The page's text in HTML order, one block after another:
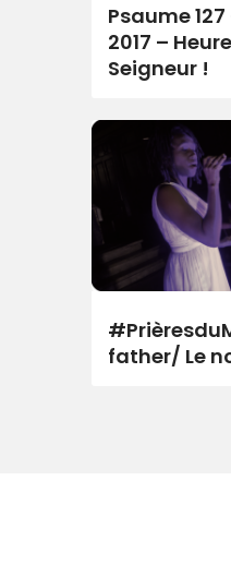
Psaume
2017 –
Seigneur !
father/ Le